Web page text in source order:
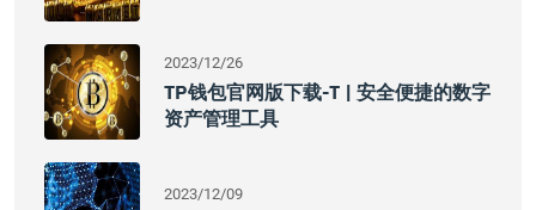
2023/12/26
TP钱包官网版下载-T | 安全便捷的数字
资产管理工具
2023/12/09